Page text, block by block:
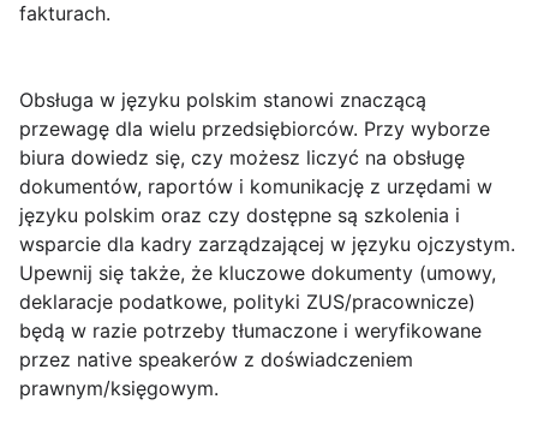
fakturach.
Obsługa w języku polskim stanowi znaczącą
przewagę dla wielu przedsiębiorców. Przy wyborze
biura dowiedz się, czy możesz liczyć na obsługę
dokumentów, raportów i komunikację z urzędami w
języku polskim oraz czy dostępne są szkolenia i
wsparcie dla kadry zarządzającej w języku ojczystym.
Upewnij się także, że kluczowe dokumenty (umowy,
deklaracje podatkowe, polityki ZUS/pracownicze)
będą w razie potrzeby tłumaczone i weryfikowane
przez native speakerów z doświadczeniem
prawnym/księgowym.